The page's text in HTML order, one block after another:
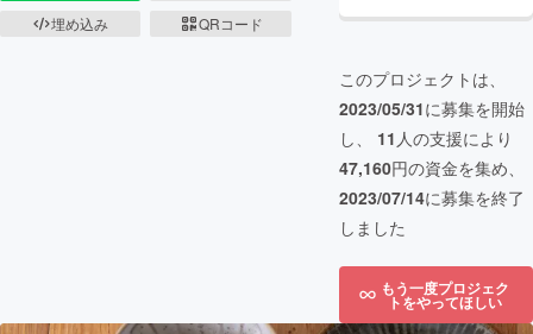
埋め込み
QRコード
このプロジェクトは、
2023/05/31に募集を開始
し、 11 人の支援により
47,160円の資金を集め、
2023/07/14に募集を終了
しました
もう一度プロジェク
トをやってほしい